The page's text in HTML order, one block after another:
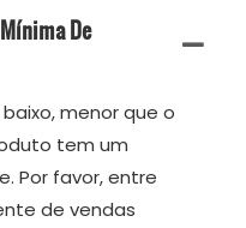
De
menor que o
tem um
Por favor, entre
de vendas